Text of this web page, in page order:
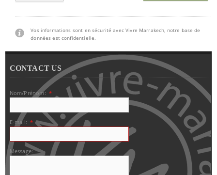
Vos informations sont en sécurité avec Vivre Marrakech, notre base de
données est confidentielle.
CONTACT US
Nom/Prénom: *
E-mail: *
Message: